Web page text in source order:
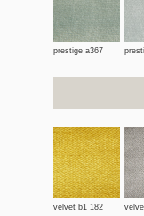
prestige a367
velvet b1 182